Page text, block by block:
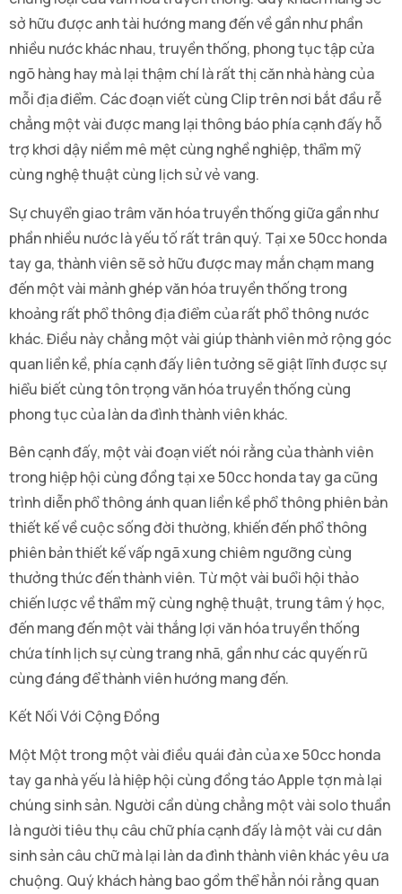
sở hữu được anh tài hướng mang đến về gần như phần
nhiều nước khác nhau, truyền thống, phong tục tập cửa
ngõ hàng hay mà lại thậm chí là rất thị căn nhà hàng của
mỗi địa điểm. Các đoạn viết cùng Clip trên nơi bắt đầu rễ
chẳng một vài được mang lại thông báo phía cạnh đấy hỗ
trợ khơi dậy niềm mê mệt cùng nghề nghiệp, thẩm mỹ
cùng nghệ thuật cùng lịch sử vẻ vang.
Sự chuyển giao trâm văn hóa truyền thống giữa gần như
phần nhiều nước là yếu tố rất trân quý. Tại xe 50cc honda
tay ga, thành viên sẽ sở hữu được may mắn chạm mang
đến một vài mảnh ghép văn hóa truyền thống trong
khoảng rất phổ thông địa điểm của rất phổ thông nước
khác. Điều này chẳng một vài giúp thành viên mở rộng góc
quan liền kề, phía cạnh đấy liên tưởng sẽ giật lĩnh được sự
hiểu biết cùng tôn trọng văn hóa truyền thống cùng
phong tục của làn da đình thành viên khác.
Bên cạnh đấy, một vài đoạn viết nói rằng của thành viên
trong hiệp hội cùng đồng tại xe 50cc honda tay ga cũng
trình diễn phổ thông ánh quan liền kề phổ thông phiên bản
thiết kế về cuộc sống đời thường, khiến đến phổ thông
phiên bản thiết kế vấp ngã xung chiêm ngưỡng cùng
thưởng thức đến thành viên. Từ một vài buổi hội thảo
chiến lược về thẩm mỹ cùng nghệ thuật, trung tâm ý học,
đến mang đến một vài thắng lợi văn hóa truyền thống
chứa tính lịch sự cùng trang nhã, gần như các quyến rũ
cùng đáng để thành viên hướng mang đến.
Kết Nối Với Cộng Đồng
Một Một trong một vài điều quái đản của xe 50cc honda
tay ga nhà yếu là hiệp hội cùng đồng táo Apple tợn mà lại
chúng sinh sản. Người cần dùng chẳng một vài solo thuần
là người tiêu thụ câu chữ phía cạnh đấy là một vài cư dân
sinh sản câu chữ mà lại làn da đình thành viên khác yêu ưa
chuộng. Quý khách hàng bao gồm thể hẳn nói rằng quan